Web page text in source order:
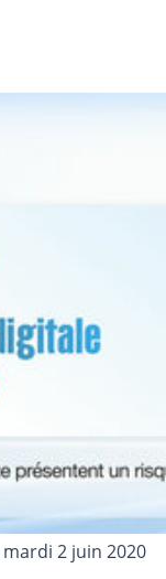
mardi 2 juin 2020